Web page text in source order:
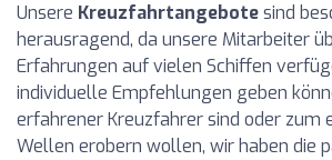
Unsere Kreuzfahrtangebotesind
herausragend, da unsere Mitarbeiter
Erfahrungen auf vielen Schiffen
individuelle Empfehlungen geben
erfahrener Kreuzfahrer sind oder zum
Wellen erobern wollen, wir haben die